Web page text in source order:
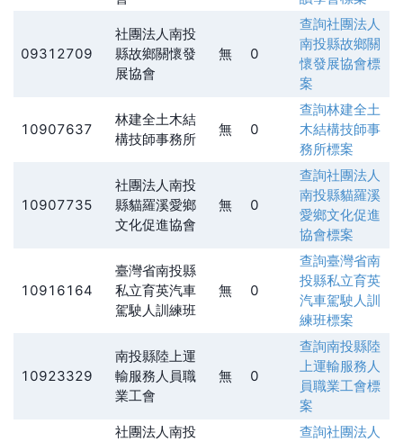
09312709
社團法人南投
縣故鄉關懷發
展協會
無 0
查詢社團法人
南投縣故鄉關
懷發展協會標
案
10907637
林建全土木結
構技師事務所
無 0
查詢林建全土
木結構技師事
務所標案
10907735
社團法人南投
縣貓羅溪愛鄉
文化促進協會
無 0
查詢社團法人
南投縣貓羅溪
愛鄉文化促進
協會標案
10916164
臺灣省南投縣
私立育英汽車
駕駛人訓練班
無 0
查詢臺灣省南
投縣私立育英
汽車駕駛人訓
練班標案
10923329
南投縣陸上運
輸服務人員職
業工會
無 0
查詢南投縣陸
上運輸服務人
員職業工會標
案
社團法人南投
查詢社團法人